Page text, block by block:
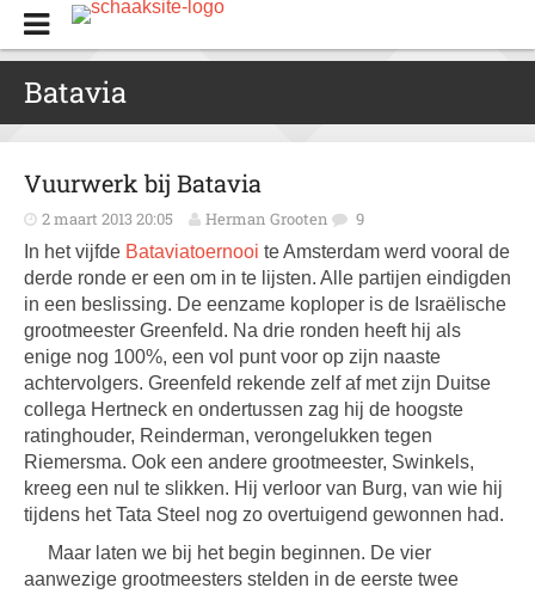
Batavia
Vuurwerk bij Batavia
2 maart 2013 20:05 Herman Grooten 9
In het vijfde Bataviatoernooi te Amsterdam werd vooral de
derde ronde er een om in te lijsten. Alle partijen eindigden
in een beslissing. De eenzame koploper is de Israëlische
grootmeester Greenfeld. Na drie ronden heeft hij als
enige nog 100%, een vol punt voor op zijn naaste
achtervolgers. Greenfeld rekende zelf af met zijn Duitse
collega Hertneck en ondertussen zag hij de hoogste
ratinghouder, Reinderman, verongelukken tegen
Riemersma. Ook een andere grootmeester, Swinkels,
kreeg een nul te slikken. Hij verloor van Burg, van wie hij
tijdens het Tata Steel nog zo overtuigend gewonnen had.
Maar laten we bij het begin beginnen. De vier
aanwezige grootmeesters stelden in de eerste twee